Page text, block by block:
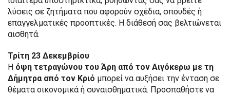
λύσεις σε ζητήματα που αφορούν σχέδια, σπουδές ή
επαγγελματικές προοπτικές. Η διάθεσή σας βελτιώνεται
αισθητά.
Τρίτη 23 Δεκεμβρίου
Η όψη τετραγώνου του Άρη από τον Αιγόκερω με τη
Δήμητρα από τον Κριό μπορεί να αυξήσει την ένταση σε
θέματα οικονομικά ή συναισθηματικά. Προσπαθήστε να